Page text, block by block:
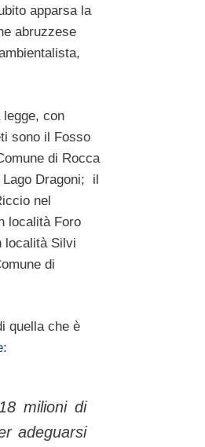
apparsa la
abruzzese
con
sono il Fosso
di Rocca
Lago Dragoni; il
nel
località Foro
località Silvi
di
quella che è
:
milioni di
adeguarsi